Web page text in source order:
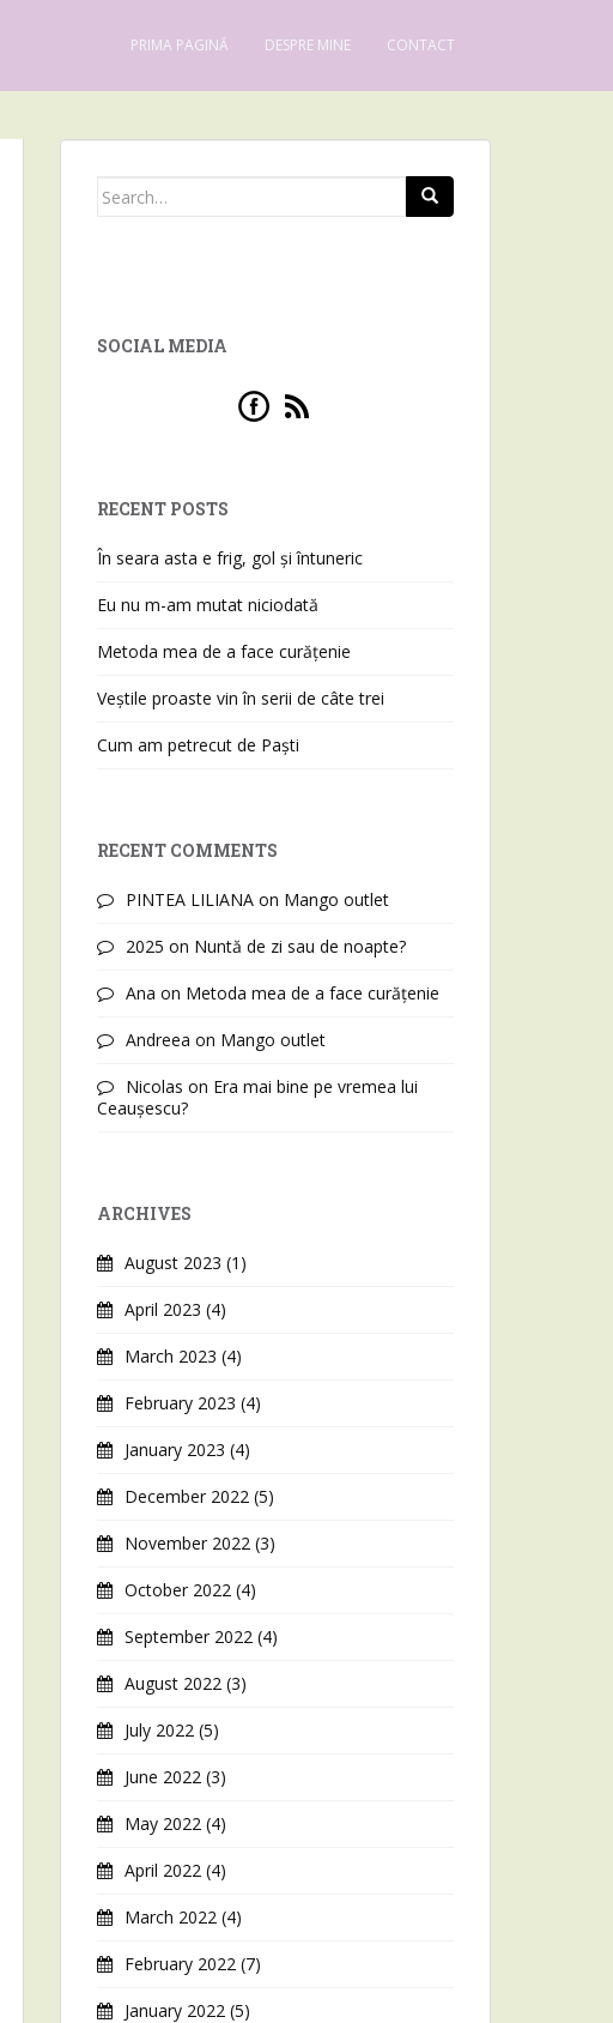
PRIMA PAGINĂ DESPRE MINE CONTACT
Search for:
SOCIAL MEDIA
RECENT POSTS
În seara asta e frig, gol și întuneric
Eu nu m-am mutat niciodată
Metoda mea de a face curățenie
Veștile proaste vin în serii de câte trei
Cum am petrecut de Paști
RECENT COMMENTS
PINTEA LILIANA on Mango outlet
2025 on Nuntă de zi sau de noapte?
Ana on Metoda mea de a face curățenie
Andreea on Mango outlet
Nicolas on Era mai bine pe vremea lui
Ceaușescu?
ARCHIVES
August 2023 (1)
April 2023 (4)
March 2023 (4)
February 2023 (4)
January 2023 (4)
December 2022 (5)
November 2022 (3)
October 2022 (4)
September 2022 (4)
August 2022 (3)
July 2022 (5)
June 2022 (3)
May 2022 (4)
April 2022 (4)
March 2022 (4)
February 2022 (7)
January 2022 (5)